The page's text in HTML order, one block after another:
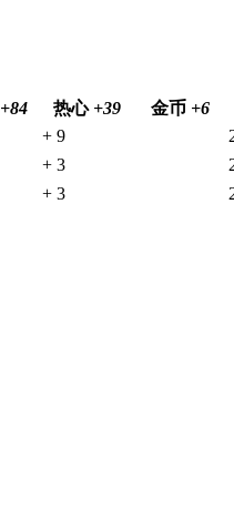
+84 热心 +39 金币 +6
+ 9
+ 3
+ 3